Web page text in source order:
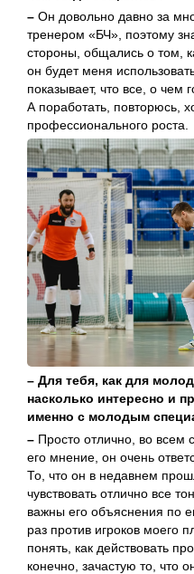
– Он довольно давно за
тренером «БЧ», поэтому
стороны, общались о том,
он будет меня
показывает, что все, о чем
А поработать, повторюсь,
профессионального роста.
– Для тебя, как для
насколько интересно и
именно с молодым
– Просто отлично, во всем
его мнение, он очень
То, что он в недавнем
чувствовать отлично все
важны его объяснения по
раз против игроков моего
понять, как действовать
конечно, зачастую то, что